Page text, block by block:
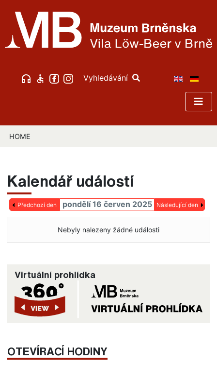
Vyhledávání
HOME
Kalendář událostí
Předchozí den pondělí 16 červen 2025 Následující den
Nebyly nalezeny žádné události
Virtuální prohlídka
OTEVÍRACÍ HODINY